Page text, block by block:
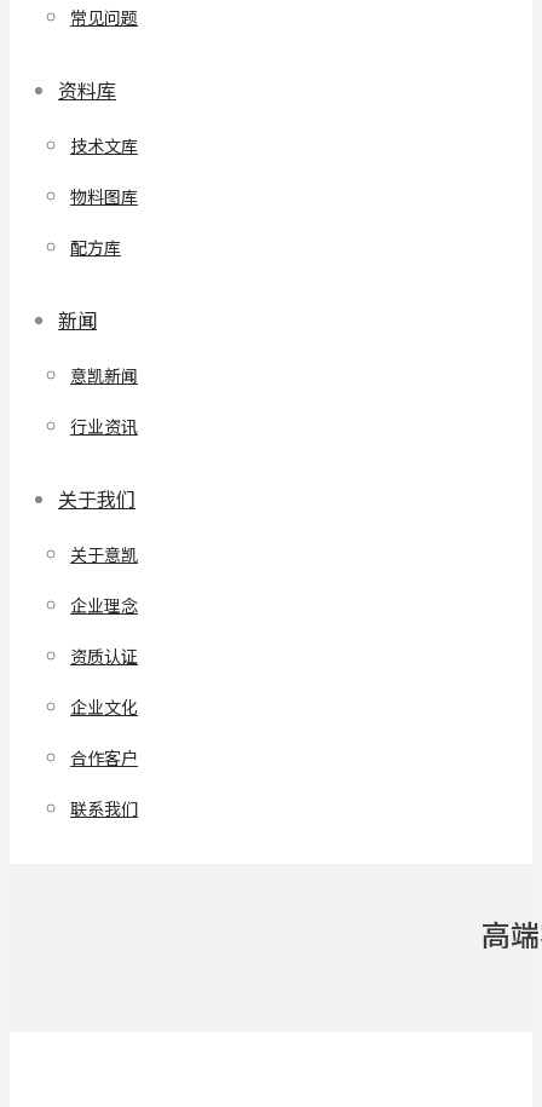
常见问题
资料库
技术文库
物料图库
配方库
新闻
意凯新闻
行业资讯
关于我们
关于意凯
企业理念
资质认证
企业文化
合作客户
联系我们
高